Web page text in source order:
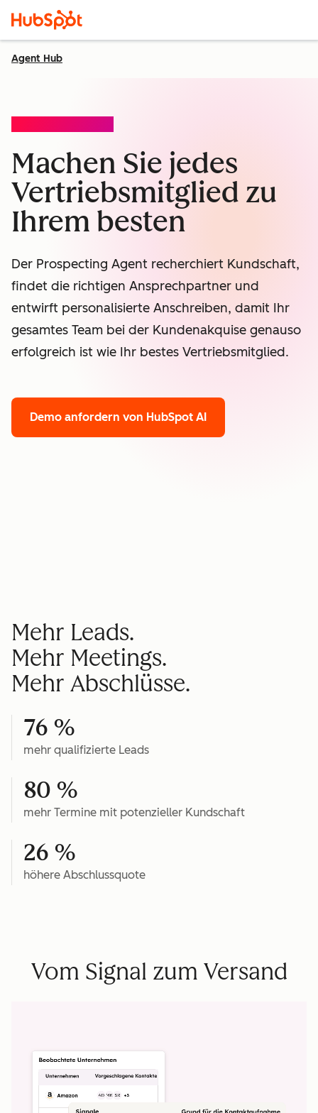
Agent Hub
Machen Sie jedes
Vertriebsmitglied zu
Ihrem besten
Der Prospecting Agent recherchiert Kundschaft,
findet die richtigen Ansprechpartner und
entwirft personalisierte Anschreiben, damit Ihr
gesamtes Team bei der Kundenakquise genauso
erfolgreich ist wie Ihr bestes Vertriebsmitglied.
Demo anfordern von HubSpot AI
Mehr Leads.
Mehr Meetings.
Mehr Abschlüsse.
76 %
mehr qualifizierte Leads
80 %
mehr Termine mit potenzieller Kundschaft
26 %
höhere Abschlussquote
Vom Signal zum Versand